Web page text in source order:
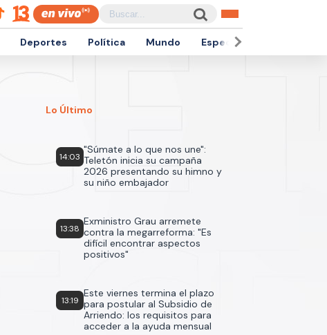
Deportes Política Mundo Espectáculos
Lo Último
14:03
"Súmate a lo que nos une":
Teletón inicia su campaña
2026 presentando su himno y
su niño embajador
13:38
Exministro Grau arremete
contra la megarreforma: "Es
difícil encontrar aspectos
positivos"
13:19
Este viernes termina el plazo
para postular al Subsidio de
Arriendo: los requisitos para
acceder a la ayuda mensual